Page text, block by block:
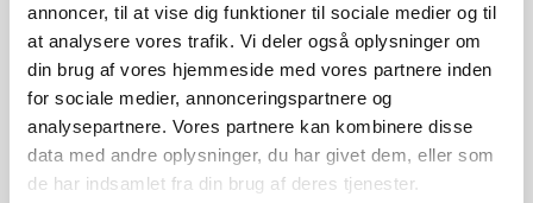
annoncer, til at vise dig funktioner til sociale medier og til
at analysere vores trafik. Vi deler også oplysninger om
din brug af vores hjemmeside med vores partnere inden
for sociale medier, annonceringspartnere og
analysepartnere. Vores partnere kan kombinere disse
data med andre oplysninger, du har givet dem, eller som
de har indsamlet fra din brug af deres tjenester.
Parter kyllingen i seks stykker. Start med at flække
fuglen på langs og del herefter hver halvdel i et
vingestykke, et midterstykke og et lårstykke.
Læg kyllingestykkerne i et fad, smør med karrypasta
(man kan også selv lave den), drys med mel og evt.
lidt koriander og vend rundt.